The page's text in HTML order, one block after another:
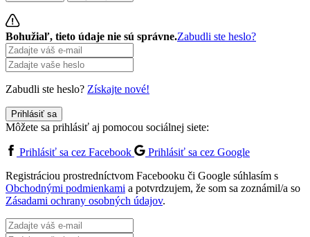
Bohužiaľ, tieto údaje nie sú správne.Zabudli ste heslo?
Zabudli ste heslo? Získajte nové!
Prihlásiť sa
Môžete sa prihlásiť aj pomocou sociálnej siete:
Prihlásiť sa cez Facebook
Prihlásiť sa cez Google
Registráciou prostredníctvom Facebooku či Google súhlasím s
Obchodnými podmienkami a potvrdzujem, že som sa zoznámil/a so
Zásadami ochrany osobných údajov.